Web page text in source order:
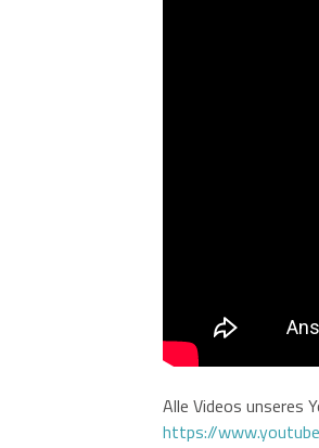
Alle Videos unseres
https://